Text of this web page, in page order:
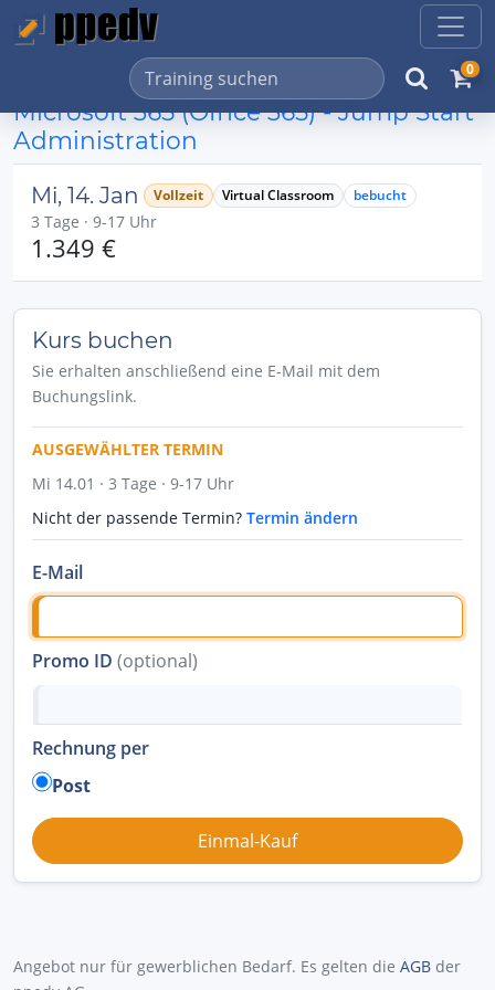
0
Microsoft 365 (Office 365) - Jump Start
Administration
Mi, 14. Jan Vollzeit Virtual Classroom bebucht
3 Tage · 9-17 Uhr
1.349 €
Kurs buchen
Sie erhalten anschließend eine E-Mail mit dem
Buchungslink.
AUSGEWÄHLTER TERMIN
Mi 14.01 · 3 Tage · 9-17 Uhr
Nicht der passende Termin? Termin ändern
E-Mail
Promo ID (optional)
Rechnung per
Post
Angebot nur für gewerblichen Bedarf. Es gelten die AGB der